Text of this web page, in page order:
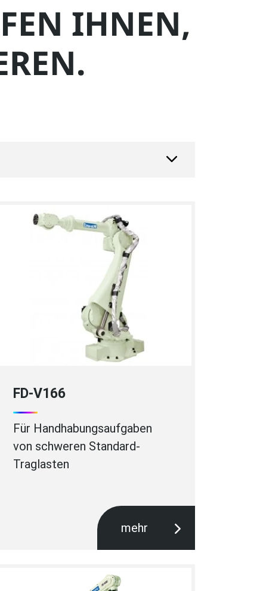
IHNEN,
FD-V166
Für Handhabungsaufgaben
von schweren Standard-
Traglasten
mehr